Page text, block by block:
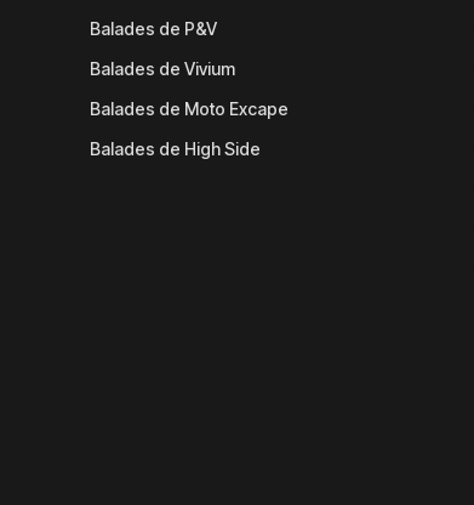
Balades de P&V
Balades de Vivium
Balades de Moto Excape
Balades de High Side